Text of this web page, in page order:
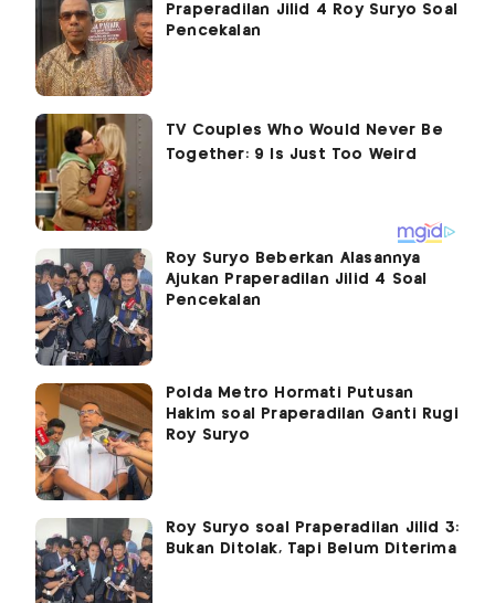
Praperadilan Jilid 4 Roy Suryo Soal
Pencekalan
Roy Suryo Beberkan Alasannya
Ajukan Praperadilan Jilid 4 Soal
Pencekalan
Polda Metro Hormati Putusan
Hakim soal Praperadilan Ganti Rugi
Roy Suryo
Roy Suryo soal Praperadilan Jilid 3:
Bukan Ditolak, Tapi Belum Diterima